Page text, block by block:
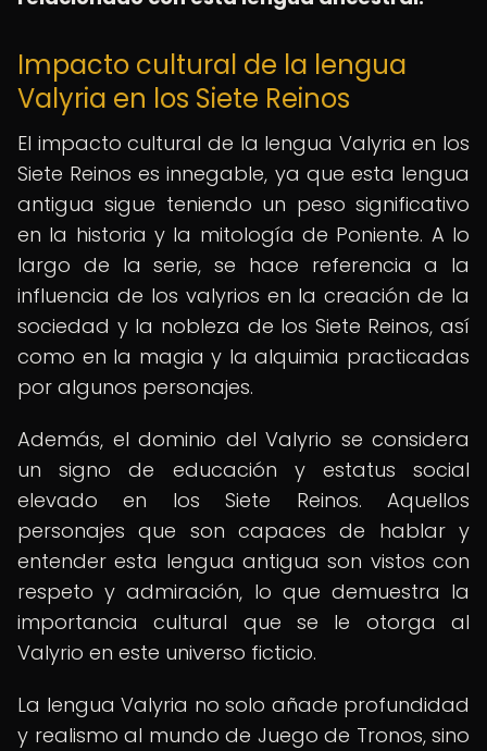
Impacto cultural de la lengua
Valyria en los Siete Reinos
El impacto cultural de la lengua Valyria en los
Siete Reinos es innegable, ya que esta lengua
antigua sigue teniendo un peso significativo
en la historia y la mitología de Poniente. A lo
largo de la serie, se hace referencia a la
influencia de los valyrios en la creación de la
sociedad y la nobleza de los Siete Reinos, así
como en la magia y la alquimia practicadas
por algunos personajes.
Además, el dominio del Valyrio se considera
un signo de educación y estatus social
elevado en los Siete Reinos. Aquellos
personajes que son capaces de hablar y
entender esta lengua antigua son vistos con
respeto y admiración, lo que demuestra la
importancia cultural que se le otorga al
Valyrio en este universo ficticio.
La lengua Valyria no solo añade profundidad
y realismo al mundo de Juego de Tronos, sino